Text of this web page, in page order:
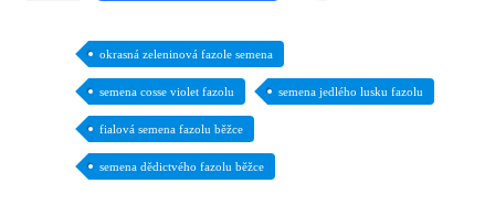
okrasná zeleninová fazole semena
semena cosse violet fazolu semena jedlého lusku fazolu
fialová semena fazolu běžce
semena dědictvého fazolu běžce